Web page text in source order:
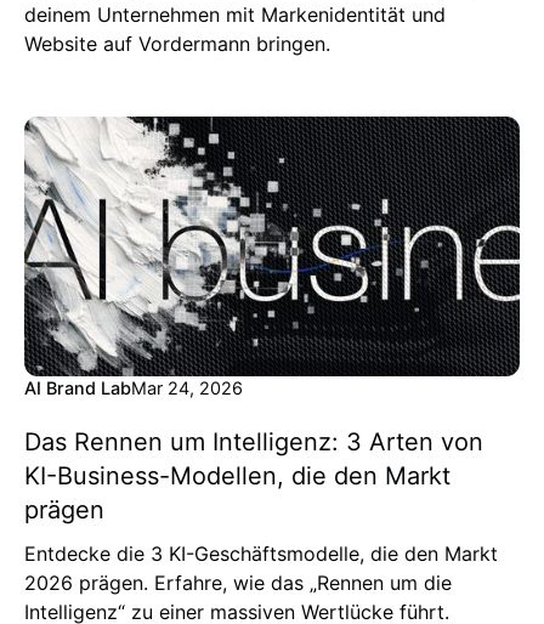
deinem Unternehmen mit Markenidentität und
Website auf Vordermann bringen.
AI Brand LabMar 24, 2026
Das Rennen um Intelligenz: 3 Arten von
KI-Business-Modellen, die den Markt
prägen
Entdecke die 3 KI-Geschäftsmodelle, die den Markt
2026 prägen. Erfahre, wie das „Rennen um die
Intelligenz“ zu einer massiven Wertlücke führt.